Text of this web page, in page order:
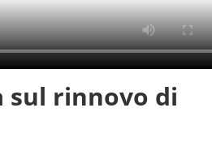
sul rinnovo di